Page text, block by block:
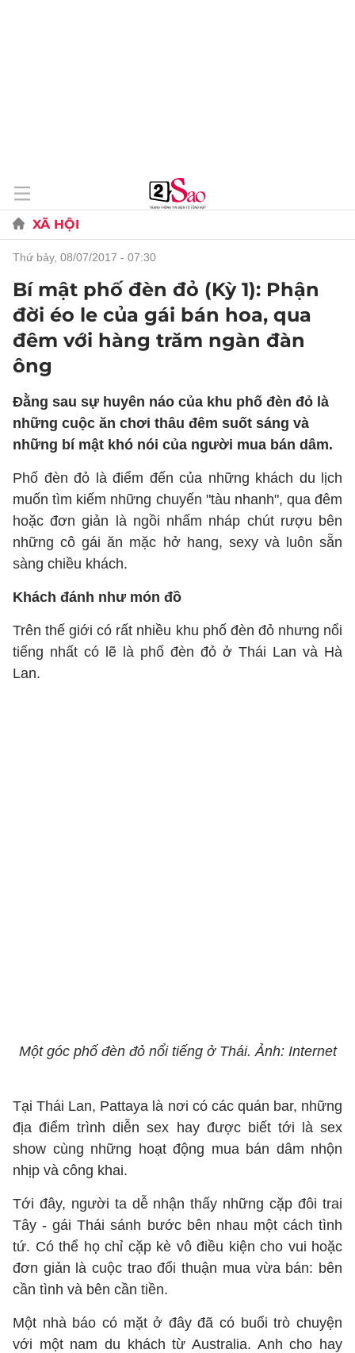
XÃ HỘI
thứ bảy, 08/07/2017 - 07:30
Bí mật phố đèn đỏ (Kỳ 1): Phận
đời éo le của gái bán hoa, qua
đêm với hàng trăm ngàn đàn
ông
Đằng sau sự huyên náo của khu phố đèn đỏ là
những cuộc ăn chơi thâu đêm suốt sáng và
những bí mật khó nói của người mua bán dâm.
Phố đèn đỏ là điểm đến của những khách du lịch
muốn tìm kiếm những chuyến "tàu nhanh", qua đêm
hoặc đơn giản là ngồi nhấm nháp chút rượu bên
những cô gái ăn mặc hở hang, sexy và luôn sẵn
sàng chiều khách.
Khách đánh như món đồ
Trên thế giới có rất nhiều khu phố đèn đỏ nhưng nổi
tiếng nhất có lẽ là phố đèn đỏ ở Thái Lan và Hà
Lan.
Một góc phố đèn đỏ nổi tiếng ở Thái. Ảnh: Internet
Tại Thái Lan, Pattaya là nơi có các quán bar, những
địa điểm trình diễn sex hay được biết tới là sex
show cùng những hoạt động mua bán dâm nhộn
nhịp và công khai.
Tới đây, người ta dễ nhận thấy những cặp đôi trai
Tây - gái Thái sánh bước bên nhau một cách tình
tứ. Có thể họ chỉ cặp kè vô điều kiện cho vui hoặc
đơn giản là cuộc trao đổi thuận mua vừa bán: bên
cần tình và bên cần tiền.
Một nhà báo có mặt ở đây đã có buổi trò chuyện
với một nam du khách từ Australia. Anh cho hay